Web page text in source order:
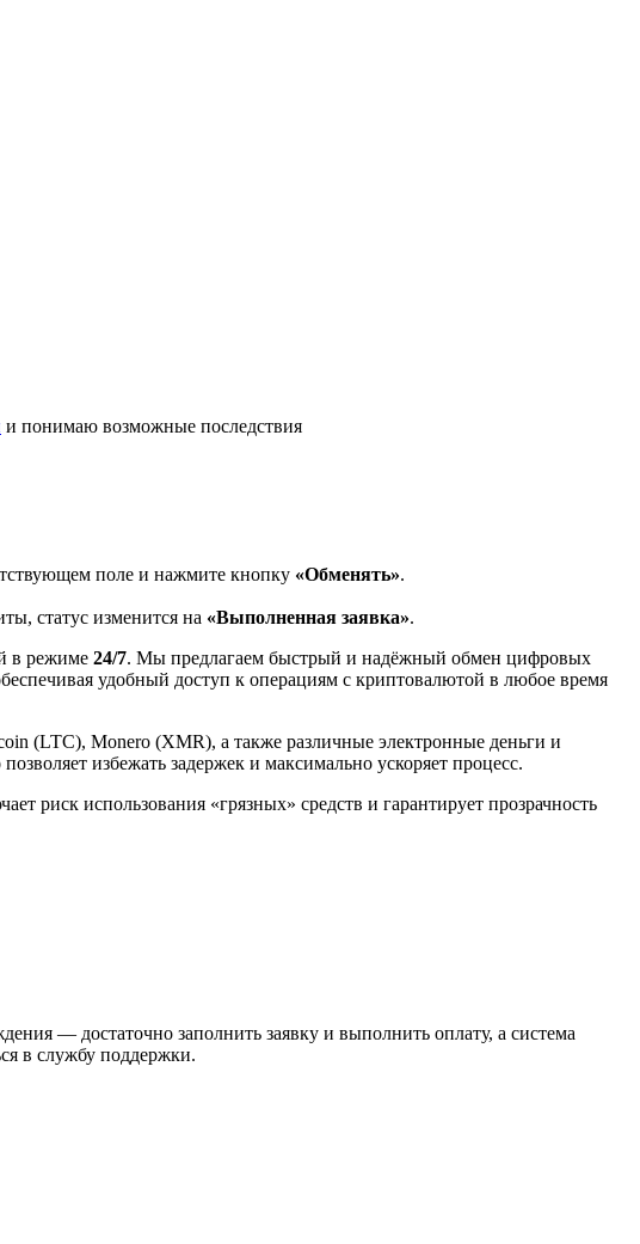
и понимаю возможные последствия
поле и нажмите кнопку «Обменять».
статус изменится на «Выполненная заявка».
в режиме 24/7. Мы предлагаем быстрый и надёжный обмен цифровых
удобный доступ к операциям с криптовалютой в любое время
(LTC), Monero (XMR), а также различные электронные деньги и
позволяет избежать задержек и максимально ускоряет процесс.
риск использования «грязных» средств и гарантирует прозрачность
— достаточно заполнить заявку и выполнить оплату, а система
в службу поддержки.